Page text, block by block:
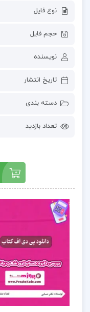
نوع فایل
حجم فایل
نویسنده
تاریخ انتشار
دسته بندی
تعداد بازدید